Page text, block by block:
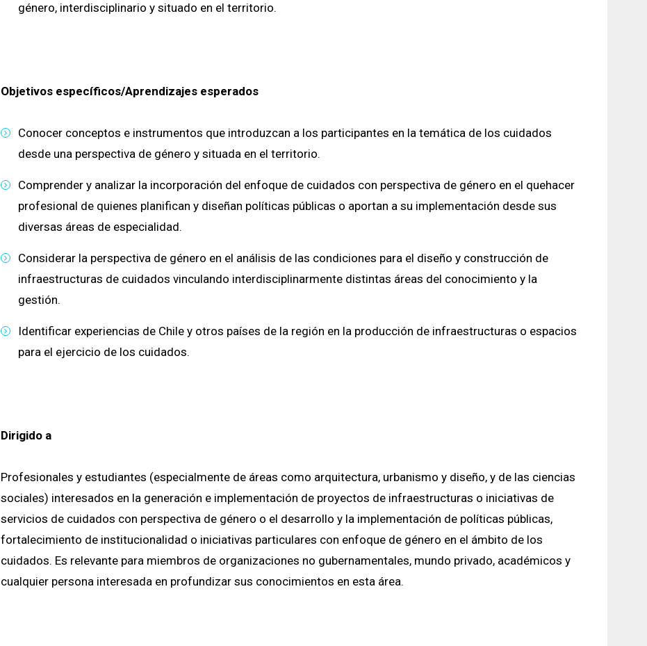
género, interdisciplinario y situado en el territorio.
Objetivos específicos/Aprendizajes esperados
Conocer conceptos e instrumentos que introduzcan a los participantes en la temática de los cuidados
desde una perspectiva de género y situada en el territorio.
Comprender y analizar la incorporación del enfoque de cuidados con perspectiva de género en el quehacer
profesional de quienes planifican y diseñan políticas públicas o aportan a su implementación desde sus
diversas áreas de especialidad.
Considerar la perspectiva de género en el análisis de las condiciones para el diseño y construcción de
infraestructuras de cuidados vinculando interdisciplinarmente distintas áreas del conocimiento y la
gestión.
Identificar experiencias de Chile y otros países de la región en la producción de infraestructuras o espacios
para el ejercicio de los cuidados.
Dirigido a
Profesionales y estudiantes (especialmente de áreas como arquitectura, urbanismo y diseño, y de las ciencias
sociales) interesados en la generación e implementación de proyectos de infraestructuras o iniciativas de
servicios de cuidados con perspectiva de género o el desarrollo y la implementación de políticas públicas,
fortalecimiento de institucionalidad o iniciativas particulares con enfoque de género en el ámbito de los
cuidados. Es relevante para miembros de organizaciones no gubernamentales, mundo privado, académicos y
cualquier persona interesada en profundizar sus conocimientos en esta área.